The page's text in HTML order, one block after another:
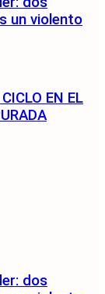
un violento
EN EL
dos